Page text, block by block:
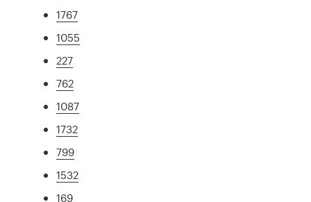
1767
1055
227
762
1087
1732
799
1532
169